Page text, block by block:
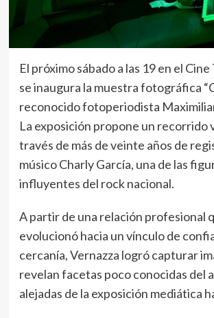
El próximo sábado a las 19 en el
se inaugura la muestra fotográfica
reconocido fotoperiodista
La exposición propone un recorrido
través de más de veinte años de
músico Charly García, una de las
influyentes del rock nacional.
A partir de una relación profesional
evolucionó hacia un vínculo de
cercanía, Vernazza logró capturar
revelan facetas poco conocidas del
alejadas de la exposición mediática